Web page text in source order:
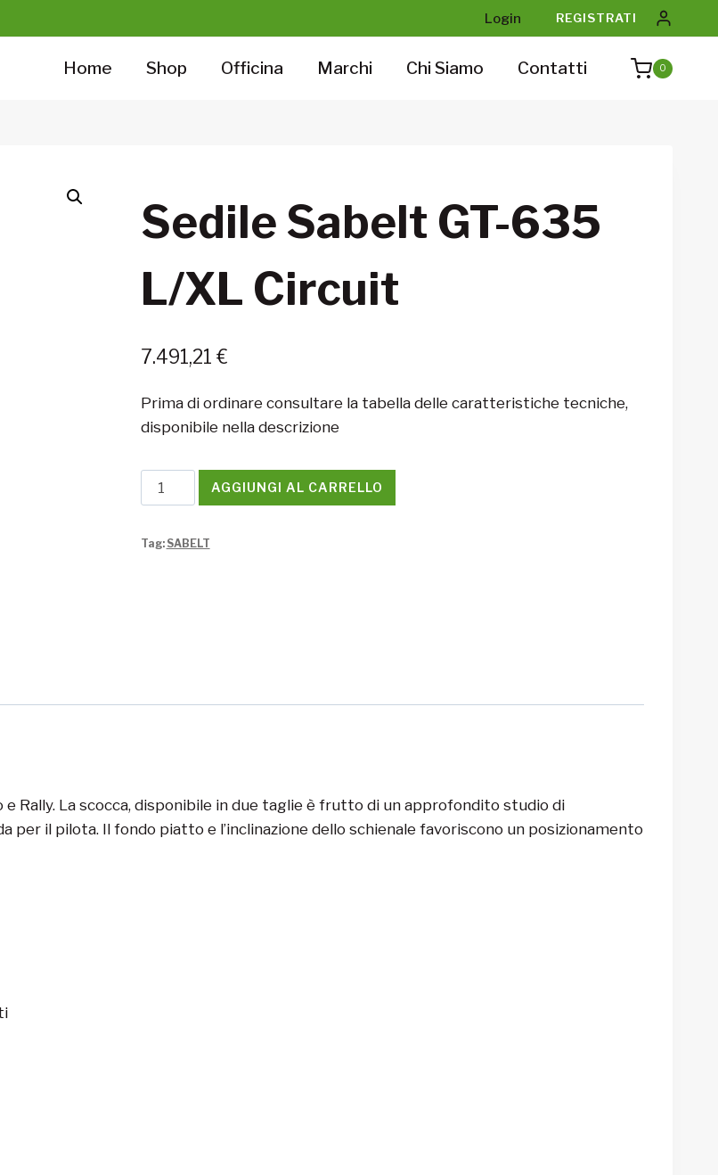
Login REGISTRATI
Home Shop Officina Marchi Chi Siamo Contatti 0
Sedile Sabelt GT-635
L/XL Circuit
7.491,21 €
Prima di ordinare consultare la tabella delle caratteristiche tecniche,
disponibile nella descrizione
Sedile
Sabelt
635
AGGIUNGI AL CARRELLO
Tag: SABELT
Rally. La scocca, disponibile in due taglie è frutto di un approfondito studio di
per il pilota. Il fondo piatto e l’inclinazione dello schienale favoriscono un posizionamento